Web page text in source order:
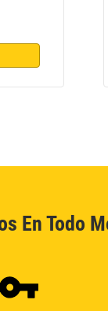
En Todo